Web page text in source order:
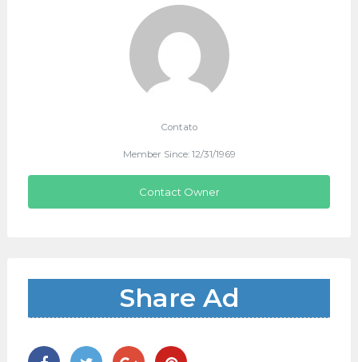
Contato
Member Since: 12/31/1969
Contact Owner
Share Ad